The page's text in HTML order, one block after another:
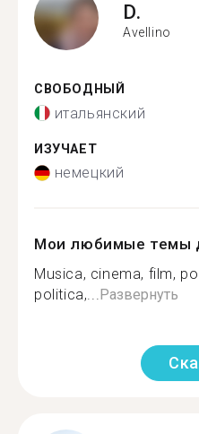
D.
Avellino
СВОБОДНЫЙ
итальянский
ИЗУЧАЕТ
немецкий
Мои любимые темы
Musica, cinema, film,
politica,...Развернуть